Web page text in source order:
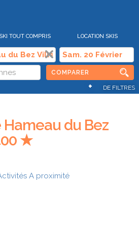
SKI TOUT COMPRIS LOCATION SKIS
COMPARER
+ DE FILTRES
du Bez
★
A proximité